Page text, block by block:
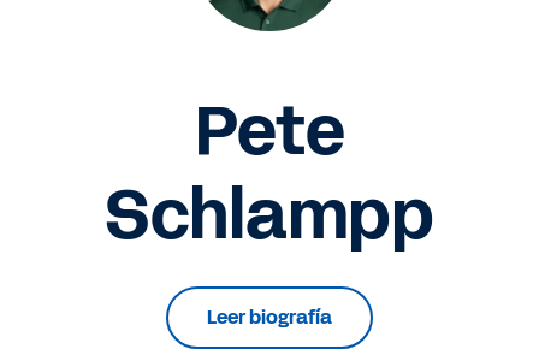
Pete
Schlampp
Leer biografía